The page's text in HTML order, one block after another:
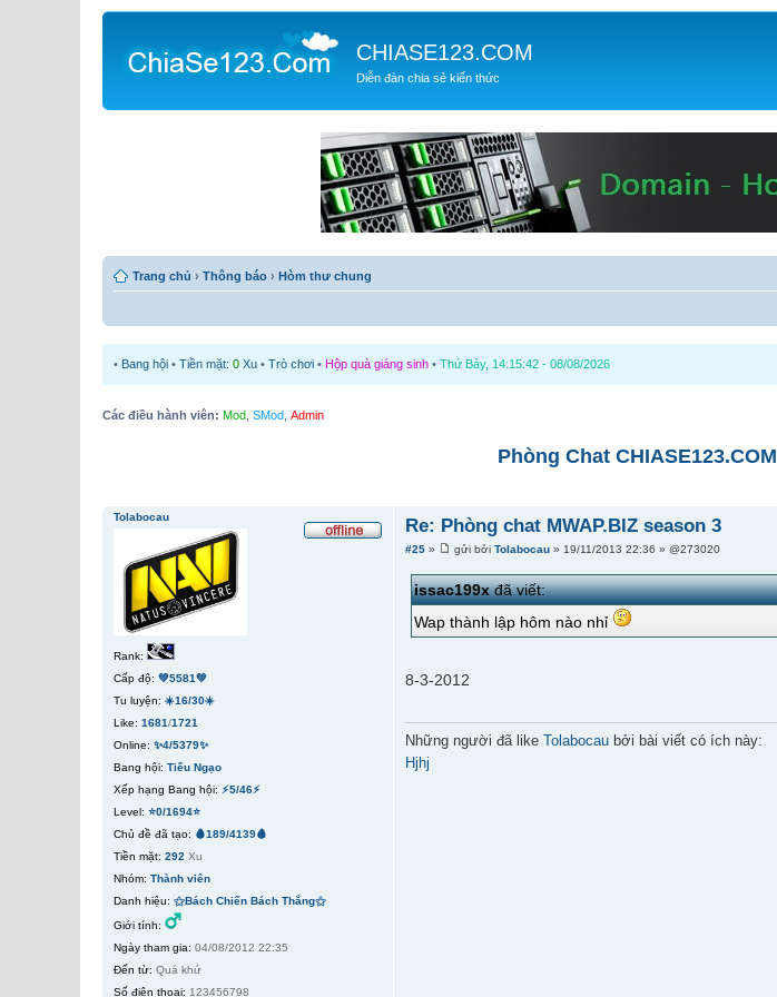
CHIASE123.COM
Diễn đàn chia sẻ kiến thức
Trang chủ › Thông báo › Hòm thư chung
• Bang hội • Tiền mặt: 0 Xu • Trò chơi • Hộp quà giáng sinh • Thứ Bảy, 14:15:42 - 08/08/2026
Các điều hành viên: Mod SMod Admin
Phòng Chat CHIASE123.COM
Re: Phòng chat MWAP.BIZ season 3
#25 » gửi bởiTolabocau » 19/11/2013 22:36 » @273020
issac199xđã viết:
Wap thành lập hôm nào nhỉ
8-3-2012
Những người đã like Tolabocau bởi bài viết có ích này:
Hjhj
Tolabocau
Rank:
Cấp độ: 💚5581💚
Tu luyện: ☀️16/30☀️
Like: 1681/1721
Online: ✨4/5379✨
Bang hội: Tiếu Ngạo
Xếp hạng Bang hội: ⚡5/46⚡
Level: ⭐0/1694⭐
Chủ đề đã tạo: 🩸189/4139🩸
Tiền mặt: 292 Xu
Nhóm: Thành viên
Danh hiệu: ⚝Bách Chiến Bách Thắng⚝
Giới tính:
Ngày tham gia: 04/08/2012 22:35
Đến từ: Quá khứ
Số điện thoại: 123456798